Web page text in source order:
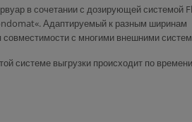
в сочетании с дозирующей системой
Адаптируемый к разным ширинам
совместимости с многими внешними
системе выгрузки происходит по